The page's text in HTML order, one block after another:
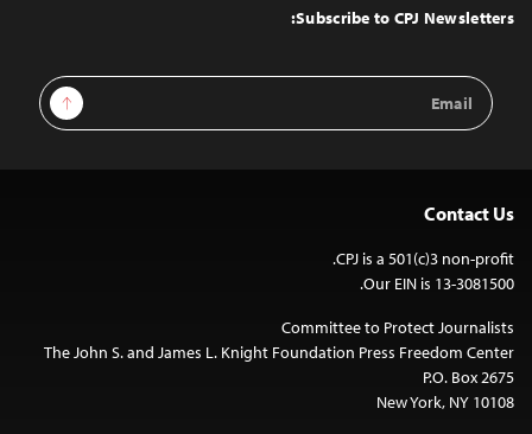
Top
Subscribe to CPJ Newsletters:
Email
Address
Sign Up
Contact Us
CPJ is a 501(c)3 non-profit.
Our EIN is 13-3081500.
Committee to Protect Journalists
The John S. and James L. Knight Foundation Press Freedom Center
P.O. Box 2675
New York, NY 10108